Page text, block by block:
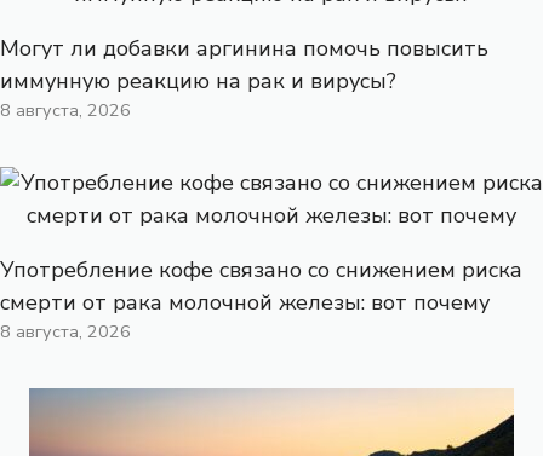
Могут ли добавки аргинина помочь повысить
иммунную реакцию на рак и вирусы?
8 августа, 2026
Употребление кофе связано со снижением риска
смерти от рака молочной железы: вот почему
8 августа, 2026